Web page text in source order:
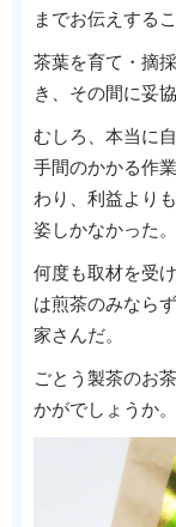
までお伝えする
茶葉を育て・摘
き、その間に妥
むしろ、本当に
手間のかかる作
わり、利益より
姿しかなかった。
何度も取材を受
は煎茶のみなら
家さんだ。
ごとう製茶のお
かがでしょうか。